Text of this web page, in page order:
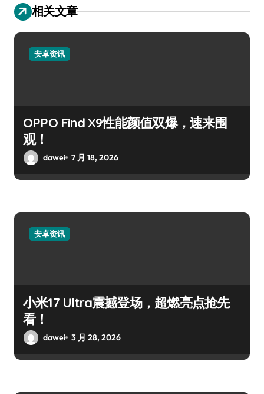
相关文章
安卓资讯
OPPO Find X9性能颜值双爆，速来围
观！
dawei 7 月 18, 2026
安卓资讯
小米17 Ultra震撼登场，超燃亮点抢先
看！
dawei 3 月 28, 2026